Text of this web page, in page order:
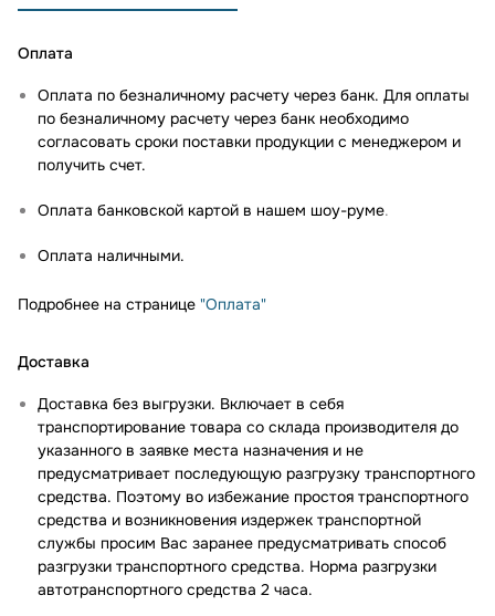
Оплата
Оплата по безналичному расчету через банк. Для оплаты
по безналичному расчету через банк необходимо
согласовать сроки поставки продукции с менеджером и
получить счет.
Оплата банковской картой в нашем шоу-руме.
Оплата наличными.
Подробнее на странице "Оплата"
Доставка
Доставка без выгрузки. Включает в себя
транспортирование товара со склада производителя до
указанного в заявке места назначения и не
предусматривает последующую разгрузку транспортного
средства. Поэтому во избежание простоя транспортного
средства и возникновения издержек транспортной
службы просим Вас заранее предусматривать способ
разгрузки транспортного средства. Норма разгрузки
автотранспортного средства 2 часа.